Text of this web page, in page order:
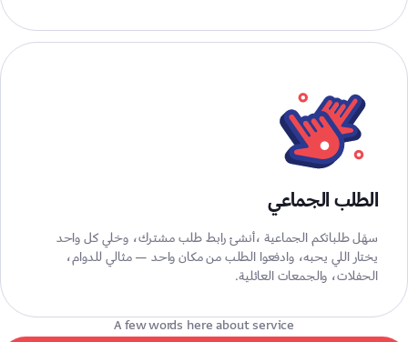
الطلب الجماعي
سهَل طلباتكم الجماعية ،أنشئ رابط طلب مشترك، وخلي كل واحد
يختار اللي يحبه، وادفعوا الطلب من مكان واحد — مثالي للدوام،
الحفلات، والجمعات العائلية.
A few words here about service